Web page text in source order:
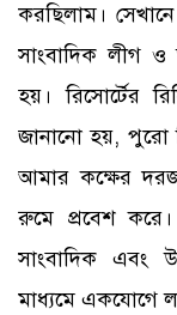
করছিলাম। সেখানে
সাংবাদিক লীগ ও
হয়। রিসোর্টের
জানানো হয়, পুরো
আমার কক্ষের
রুমে প্রবেশ
সাংবাদিক এবং
মাধ্যমে একযোগে